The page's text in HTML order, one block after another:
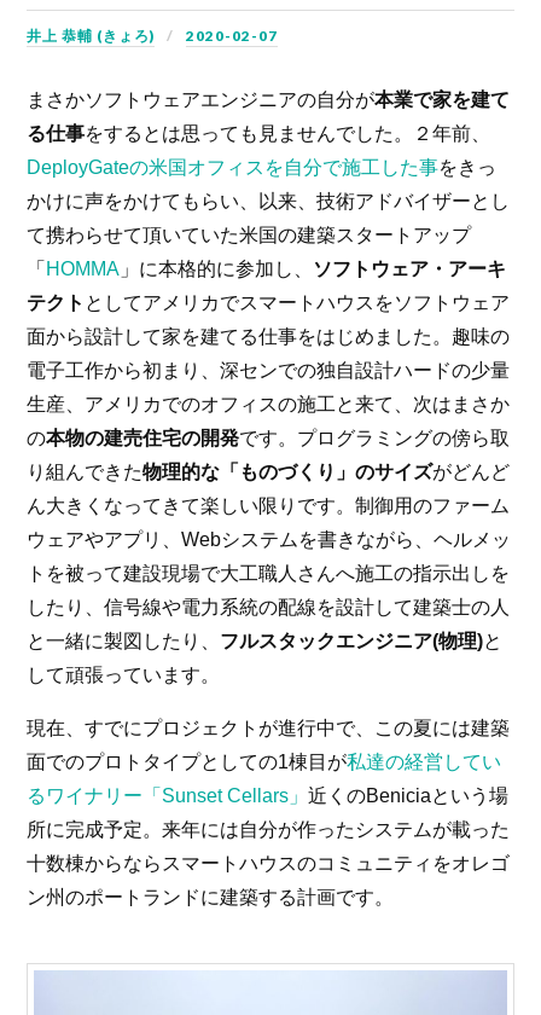
井上 恭輔 (きょろ) 2020-02-07
まさかソフトウェアエンジニアの自分が本業で家を建て
る仕事をするとは思っても見ませんでした。２年前、
DeployGateの米国オフィスを自分で施工した事をきっ
かけに声をかけてもらい、以来、技術アドバイザーとし
て携わらせて頂いていた米国の建築スタートアップ
「 HOMMA 」に本格的に参加し、 ソフトウェア・アーキ
テクト としてアメリカでスマートハウスをソフトウェア
面から設計して家を建てる仕事をはじめました。趣味の
電子工作から初まり、深センでの独自設計ハードの少量
生産、アメリカでのオフィスの施工と来て、次はまさか
の本物の建売住宅の開発です。プログラミングの傍ら取
り組んできた物理的な「ものづくり」のサイズがどんど
ん大きくなってきて楽しい限りです。制御用のファーム
ウェアやアプリ、Webシステムを書きながら、ヘルメッ
トを被って建設現場で大工職人さんへ施工の指示出しを
したり、信号線や電力系統の配線を設計して建築士の人
と一緒に製図したり、 フルスタックエンジニア(物理)と
して頑張っています。
現在、すでにプロジェクトが進行中で、この夏には建築
面でのプロトタイプとしての1棟目が私達の経営してい
るワイナリー「Sunset Cellars」近くのBeniciaという場
所に完成予定。来年には自分が作ったシステムが載った
十数棟からならスマートハウスのコミュニティをオレゴ
ン州のポートランドに建築する計画です。